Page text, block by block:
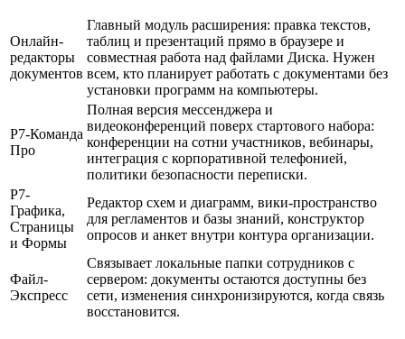
Онлайн-
редакторы
документов
Главный модуль расширения: правка текстов,
таблиц и презентаций прямо в браузере и
совместная работа над файлами Диска. Нужен
всем, кто планирует работать с документами без
установки программ на компьютеры.
Р7-Команда
Про
Полная версия мессенджера и
видеоконференций поверх стартового набора:
конференции на сотни участников, вебинары,
интеграция с корпоративной телефонией,
политики безопасности переписки.
Р7-
Графика,
Страницы
и Формы
Редактор схем и диаграмм, вики-пространство
для регламентов и базы знаний, конструктор
опросов и анкет внутри контура организации.
Файл-
Экспресс
Связывает локальные папки сотрудников с
сервером: документы остаются доступны без
сети, изменения синхронизируются, когда связь
восстановится.